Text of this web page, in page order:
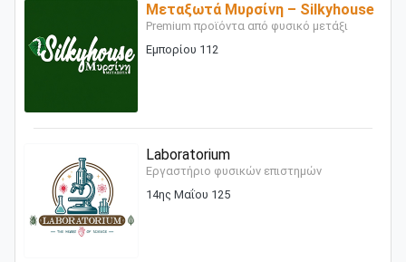
Μεταξωτά Μυρσίνη – Silkyhouse
Premium προϊόντα από φυσικό μετάξι
Εμπορίου 112
Laboratorium
Εργαστήριο φυσικών επιστημών
14ης Μαΐου 125